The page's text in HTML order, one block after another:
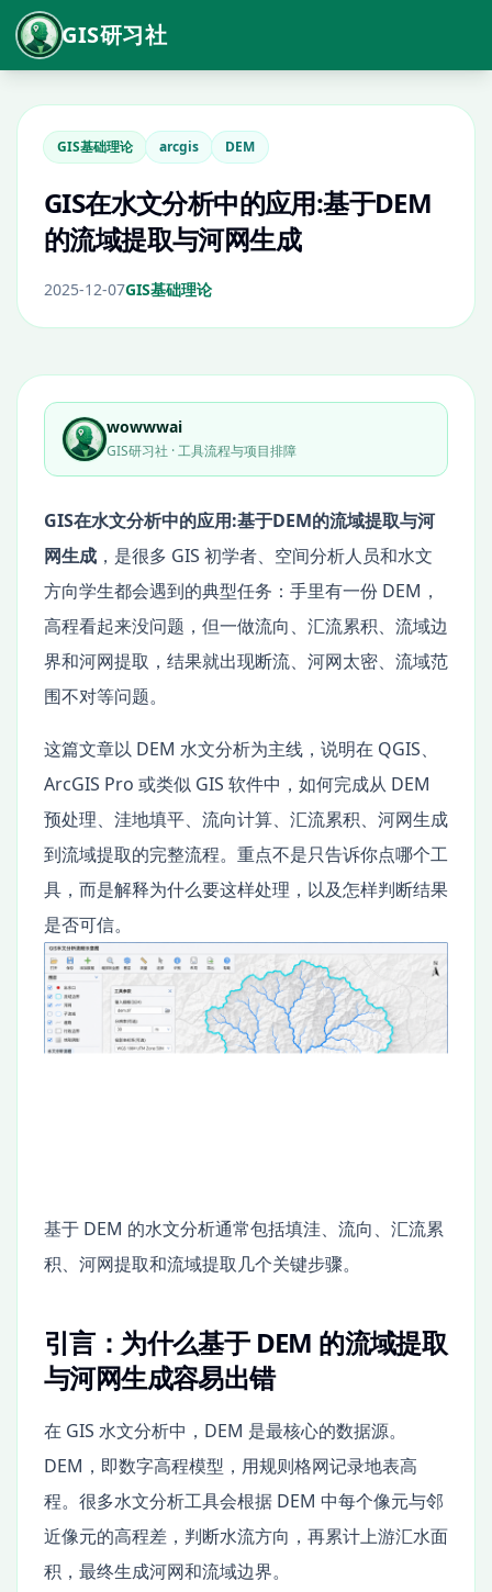
GIS研习社
GIS基础理论 arcgis DEM
GIS在水文分析中的应用:基于DEM
的流域提取与河网生成
2025-12-07GIS基础理论
wowwwai
GIS研习社 · 工具流程与项目排障
GIS在水文分析中的应用:基于DEM的流域提取与河
网生成 ，是很多 GIS 初学者、空间分析人员和水文
方向学生都会遇到的典型任务：手里有一份 DEM，
高程看起来没问题，但一做流向、汇流累积、流域边
界和河网提取，结果就出现断流、河网太密、流域范
围不对等问题。
这篇文章以 DEM 水文分析为主线，说明在 QGIS、
ArcGIS Pro 或类似 GIS 软件中，如何完成从 DEM
预处理、洼地填平、流向计算、汇流累积、河网生成
到流域提取的完整流程。重点不是只告诉你点哪个工
具，而是解释为什么要这样处理，以及怎样判断结果
是否可信。
基于 DEM 的水文分析通常包括填洼、流向、汇流累
积、河网提取和流域提取几个关键步骤。
引言：为什么基于 DEM 的流域提取
与河网生成容易出错
在 GIS 水文分析中，DEM 是最核心的数据源。
DEM，即数字高程模型，用规则格网记录地表高
程。很多水文分析工具会根据 DEM 中每个像元与邻
近像元的高程差，判断水流方向，再累计上游汇水面
积，最终生成河网和流域边界。